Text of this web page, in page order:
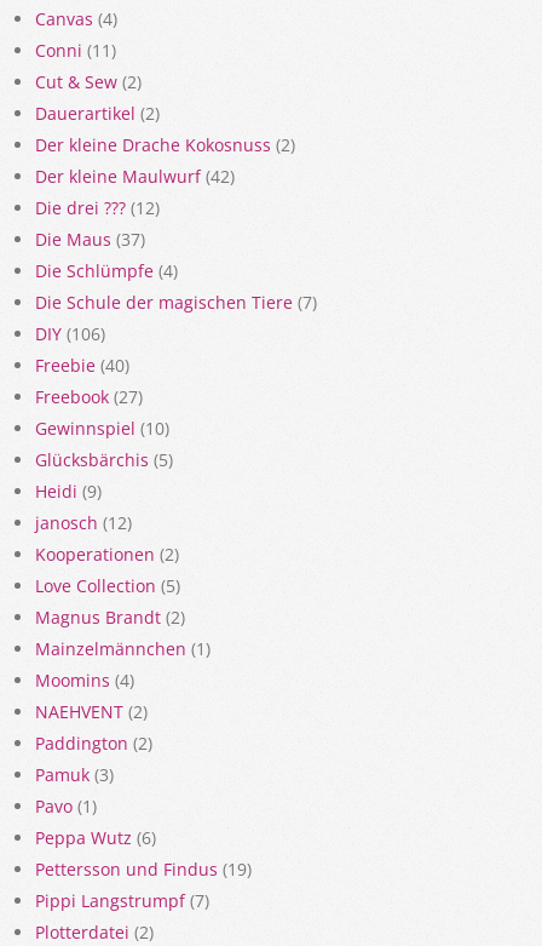
Canvas (4)
Conni (11)
Cut & Sew (2)
Dauerartikel (2)
Der kleine Drache Kokosnuss (2)
Der kleine Maulwurf(42)
Die drei ??? (12)
Die Maus (37)
Die Schlümpfe (4)
Die Schule der magischen Tiere (7)
DIY (106)
Freebie (40)
Freebook (27)
Gewinnspiel (10)
Glücksbärchis (5)
Heidi (9)
janosch (12)
Kooperationen (2)
Love Collection (5)
Magnus Brandt (2)
Mainzelmännchen (1)
Moomins (4)
NAEHVENT (2)
Paddington (2)
Pamuk (3)
Pavo (1)
Peppa Wutz (6)
Pettersson und Findus (19)
Pippi Langstrumpf(7)
Plotterdatei (2)